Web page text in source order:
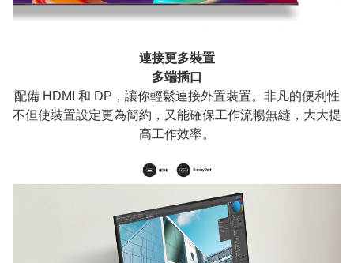
連接更多裝置
多端插口
配備 HDMI 和 DP，讓你輕鬆連接外置裝置。非凡的便利性
不但使裝置設定更為簡約，又能確保工作流暢無縫，大大提
高工作效率。